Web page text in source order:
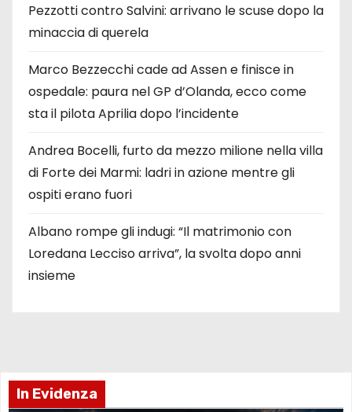
Pezzotti contro Salvini: arrivano le scuse dopo la
minaccia di querela
Marco Bezzecchi cade ad Assen e finisce in
ospedale: paura nel GP d’Olanda, ecco come
sta il pilota Aprilia dopo l’incidente
Andrea Bocelli, furto da mezzo milione nella villa
di Forte dei Marmi: ladri in azione mentre gli
ospiti erano fuori
Albano rompe gli indugi: “Il matrimonio con
Loredana Lecciso arriva”, la svolta dopo anni
insieme
In Evidenza